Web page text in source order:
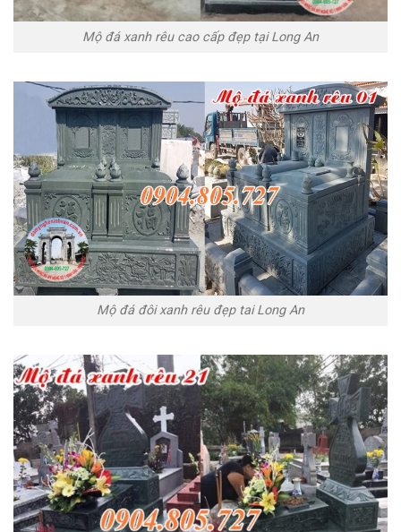
Mộ đá xanh rêu cao cấp đẹp tại Long An
Mộ đá đôi xanh rêu đẹp tai Long An